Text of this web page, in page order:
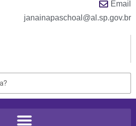
Email
janainapaschoal@al.sp.gov.br